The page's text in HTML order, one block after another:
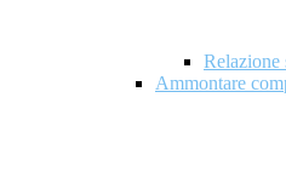
Relazione
Ammontare